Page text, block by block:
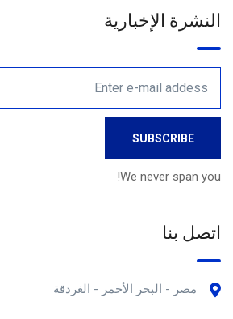
النشرة الإخبارية
We never span you!
اتصل بنا
مصر - البحر الأحمر - الغردقة